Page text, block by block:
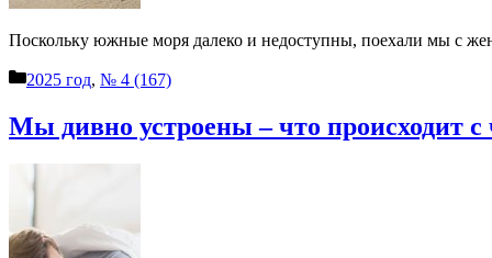
Посколь­ку южные моря дале­ко и недо­ступ­ны, поеха­ли мы с
Рубрики
2025 год, № 4 (167)
Мы див­но устро­е­ны – что про­ис­хо­дит с